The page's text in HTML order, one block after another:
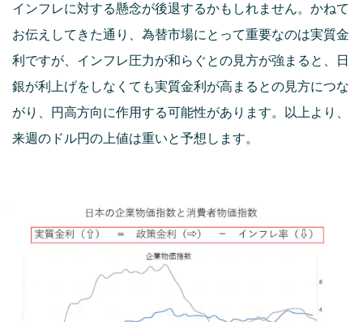
インフレに対する懸念が後退するかもしれません。かねて
お伝えしてきた通り、為替市場にとって重要なのは実質金
利ですが、インフレ圧力が和らぐとの見方が強まると、日
銀が利上げをしなくても実質金利が高まるとの見方につな
がり、円高方向に作用する可能性があります。以上より、
来週のドル円の上値は重いと予想します。